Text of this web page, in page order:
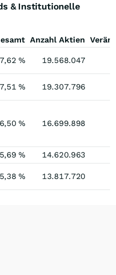
& Institutionelle
Anzahl Aktien
% 19.568.047
% 19.307.796
% 16.699.898
%
14.620.963
% 13.817.720